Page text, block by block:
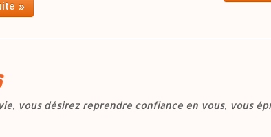
»
vous désirez reprendre confiance en vous, vous